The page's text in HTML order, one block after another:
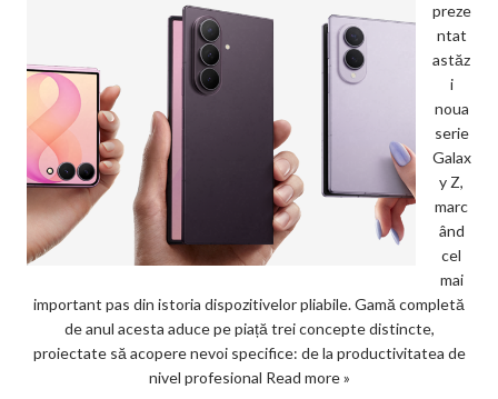
preze
ntat
astăz
i
noua
serie
Galax
y Z,
marc
ând
cel
mai
important pas din istoria dispozitivelor pliabile. Gamă completă
de anul acesta aduce pe piață trei concepte distincte,
proiectate să acopere nevoi specifice: de la productivitatea de
nivel profesional Read more »